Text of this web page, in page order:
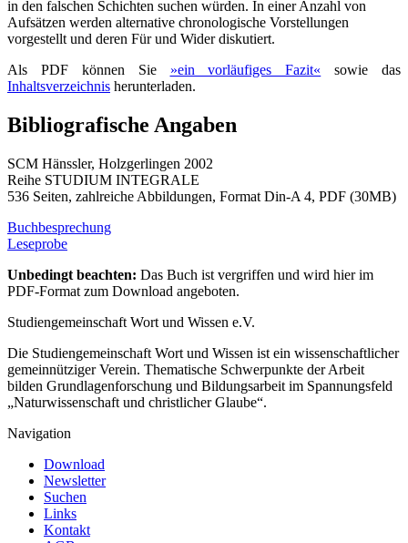
in den falschen Schichten suchen würden. In einer Anzahl von
Aufsätzen werden alternative chronologische Vorstellungen
vorgestellt und deren Für und Wider diskutiert.
Als PDF können Sie »ein vorläufiges Fazit« sowie das
Inhaltsverzeichnis herunterladen.
Bibliografische Angaben
SCM Hänssler, Holzgerlingen 2002
Reihe STUDIUM INTEGRALE
536 Seiten, zahlreiche Abbildungen, Format Din-A 4, PDF (30MB)
Buchbesprechung
Leseprobe
Unbedingt beachten: Das Buch ist vergriffen und wird hier im
PDF-Format zum Download angeboten.
Studiengemeinschaft Wort und Wissen e.V.
Die Studiengemeinschaft Wort und Wissen ist ein wissenschaftlicher
gemeinnütziger Verein. Thematische Schwerpunkte der Arbeit
bilden Grundlagenforschung und Bildungsarbeit im Spannungsfeld
„Naturwissenschaft und christlicher Glaube“.
Navigation
Download
Newsletter
Suchen
Links
Kontakt